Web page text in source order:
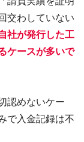
交わしていない
社が発行した工
ケースが多いで
認めないケー
で入金記録は不